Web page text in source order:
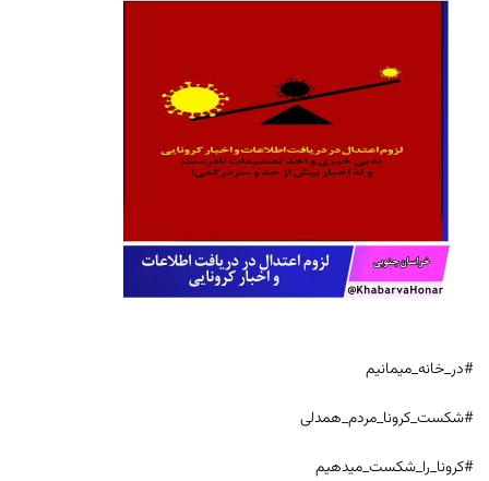
#در_خانه_میمانیم
#شکست_کرونا_مردم_همدلی
#کرونا_را_شکست_میدهیم